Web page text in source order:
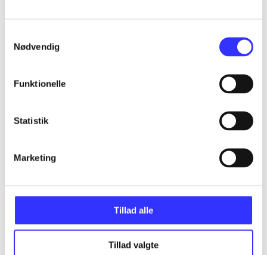
Nødvendig
Funktionelle
Statistik
Marketing
Tillad alle
Tillad valgte
...
...
...